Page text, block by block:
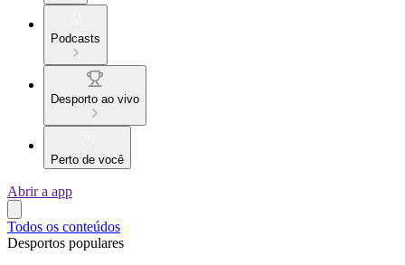
Podcasts
Desporto ao vivo
Perto de você
Abrir a app
Todos os conteúdos
Desportos populares